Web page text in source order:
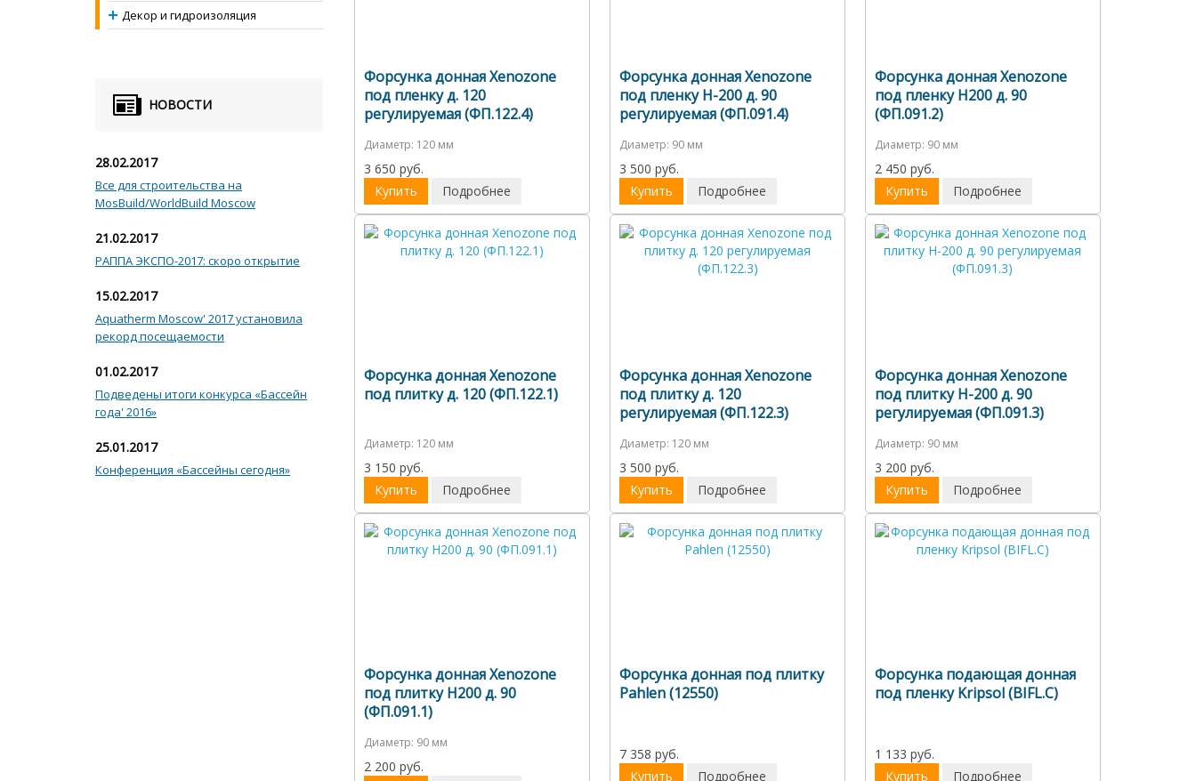
Форсунка донная Xenozone
под пленку д. 120
регулируемая (ФП.122.4)
Диаметр: 120 мм
3 650 руб.
Купить
Подробнее
Форсунка донная Xenozone
под пленку Н-200 д. 90
регулируемая (ФП.091.4)
Диаметр: 90 мм
3 500 руб.
Купить
Подробнее
Форсунка донная Xenozone
под пленку Н200 д. 90
(ФП.091.2)
Диаметр: 90 мм
2 450 руб.
Купить
Подробнее
Форсунка донная Xenozone
под плитку д. 120 (ФП.122.1)
Диаметр: 120 мм
3 150 руб.
Купить
Подробнее
Форсунка донная Xenozone
под плитку д. 120
регулируемая (ФП.122.3)
Диаметр: 120 мм
3 500 руб.
Купить
Подробнее
Форсунка донная Xenozone
под плитку Н-200 д. 90
регулируемая (ФП.091.3)
Диаметр: 90 мм
3 200 руб.
Купить
Подробнее
Форсунка донная Xenozone
под плитку Н200 д. 90
(ФП.091.1)
Диаметр: 90 мм
2 200 руб.
Форсунка донная под плитку
Pahlen (12550)
7 358 руб.
Купить
Подробнее
Форсунка подающая донная
под пленку Kripsol (BIFL.С)
1 133 руб.
Купить
Подробнее
Декор и гидроизоляция
НОВОСТИ
28.02.2017
Все для строительства на
MosBuild/WorldBuild Moscow
21.02.2017
РАППА ЭКСПО-2017: скоро открытие
15.02.2017
Aquatherm Moscow' 2017 установила
рекорд посещаемости
01.02.2017
Подведены итоги конкурса «Бассейн
года' 2016»
25.01.2017
Конференция «Бассейны сегодня»